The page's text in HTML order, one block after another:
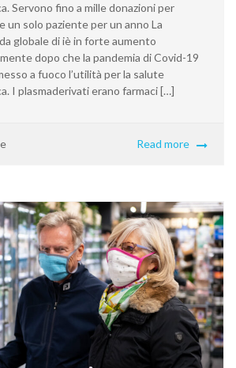
Servono fino a mille donazioni per
un solo paziente per un anno La
globale di iè in forte aumento
dopo che la pandemia di Covid-19
a fuoco l’utilità per la salute
I plasmaderivati erano farmaci […]
Read more